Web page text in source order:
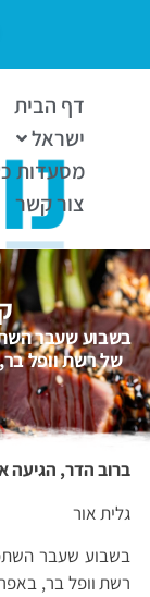
דף הבית
ישראל
מסעדות
צור קשר
בשבוע שעבר
של רשת וופל
ברוב הדר, הגיעה
גלית אור
בשבוע שעבר
רשת וופל בר,